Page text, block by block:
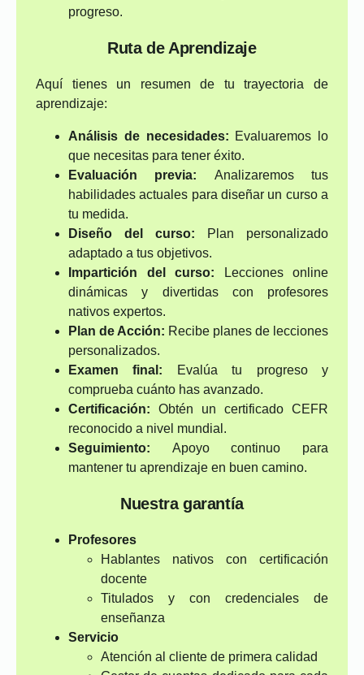
progreso.
Ruta de Aprendizaje
Aquí tienes un resumen de tu trayectoria de
aprendizaje:
Análisis de necesidades: Evaluaremos lo
que necesitas para tener éxito.
Evaluación previa: Analizaremos tus
habilidades actuales para diseñar un curso a
tu medida.
Diseño del curso: Plan personalizado
adaptado a tus objetivos.
Impartición del curso: Lecciones online
dinámicas y divertidas con profesores
nativos expertos.
Plan de Acción: Recibe planes de lecciones
personalizados.
Examen final: Evalúa tu progreso y
comprueba cuánto has avanzado.
Certificación: Obtén un certificado CEFR
reconocido a nivel mundial.
Seguimiento: Apoyo continuo para
mantener tu aprendizaje en buen camino.
Nuestra garantía
Profesores
Hablantes nativos con certificación
docente
Titulados y con credenciales de
enseñanza
Servicio
Atención al cliente de primera calidad